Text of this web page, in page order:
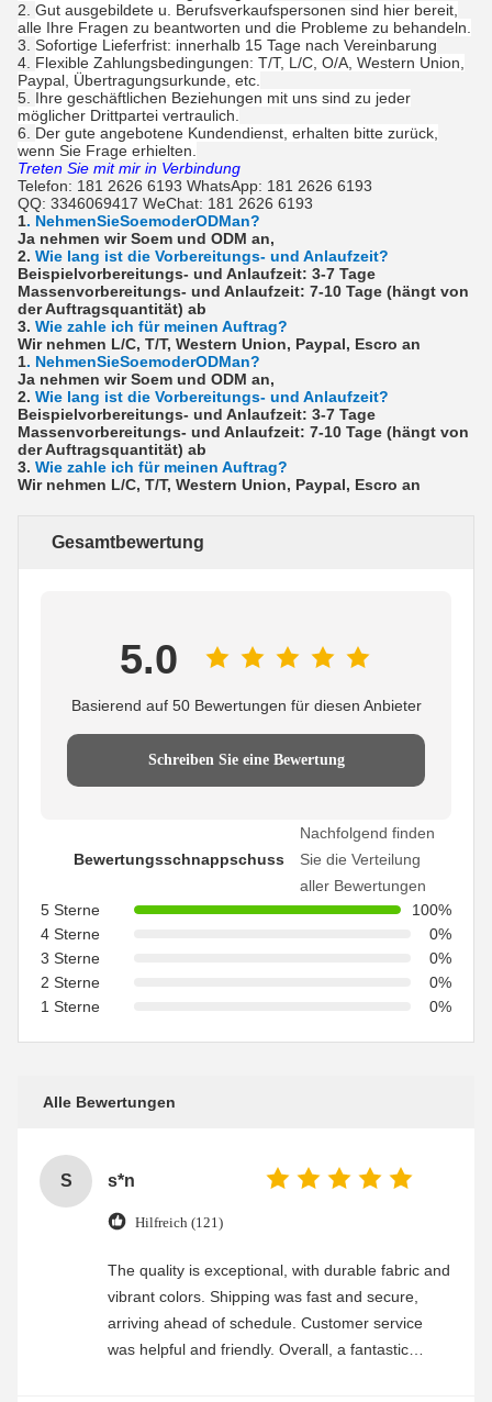
2. Gut ausgebildete u. Berufsverkaufspersonen sind hier bereit,
alle Ihre Fragen zu beantworten und die Probleme zu behandeln.
3. Sofortige Lieferfrist: innerhalb 15 Tage nach Vereinbarung
4. Flexible Zahlungsbedingungen: T/T, L/C, O/A, Western Union,
Paypal, Übertragungsurkunde, etc.
5. Ihre geschäftlichen Beziehungen mit uns sind zu jeder
möglicher Drittpartei vertraulich.
6. Der gute angebotene Kundendienst, erhalten bitte zurück,
wenn Sie Frage erhielten.
Treten Sie mit mir in Verbindung
Telefon: 181 2626 6193 WhatsApp: 181 2626 6193
QQ: 3346069417 WeChat: 181 2626 6193
1. NehmenSieSoemoderODMan?
Ja nehmen wir Soem und ODM an,
2. Wie lang ist die Vorbereitungs- und Anlaufzeit?
Beispielvorbereitungs- und Anlaufzeit: 3-7 Tage
Massenvorbereitungs- und Anlaufzeit: 7-10 Tage (hängt von
der Auftragsquantität) ab
3. Wie zahle ich für meinen Auftrag?
Wir nehmen L/C, T/T, Western Union, Paypal, Escro an
1. NehmenSieSoemoderODMan?
Ja nehmen wir Soem und ODM an,
2. Wie lang ist die Vorbereitungs- und Anlaufzeit?
Beispielvorbereitungs- und Anlaufzeit: 3-7 Tage
Massenvorbereitungs- und Anlaufzeit: 7-10 Tage (hängt von
der Auftragsquantität) ab
3. Wie zahle ich für meinen Auftrag?
Wir nehmen L/C, T/T, Western Union, Paypal, Escro an
Gesamtbewertung
5.0
Basierend auf 50 Bewertungen für diesen Anbieter
Schreiben Sie eine Bewertung
Bewertungsschnappschuss
Nachfolgend finden
Sie die Verteilung
aller Bewertungen
5 Sterne
100%
4 Sterne
0%
3 Sterne
0%
2 Sterne
0%
1 Sterne
0%
Alle Bewertungen
S s*n
Hilfreich (121)
The quality is exceptional, with durable fabric and
vibrant colors. Shipping was fast and secure,
arriving ahead of schedule. Customer service
was helpful and friendly. Overall, a fantastic